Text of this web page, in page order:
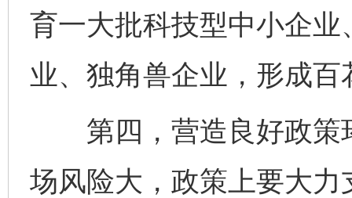
育一大批科技型中小企
业、独角兽企业，形成
第四，营造良好政策
场风险大，政策上要大